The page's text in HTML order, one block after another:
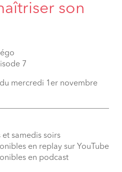
son
7
mercredi 1er novembre
et samedis soirs
en replay sur YouTube
en podcast